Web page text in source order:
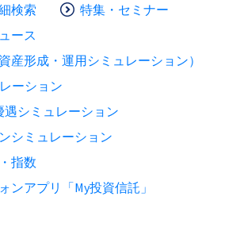
検索
特集・セミナー
ース
産形成・運用シミュレーション）
ーション
遇シミュレーション
シミュレーション
指数
ンアプリ「My投資信託」